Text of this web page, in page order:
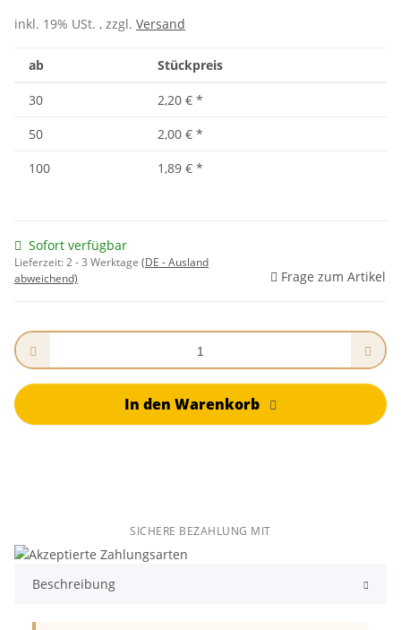
inkl. 19% USt. , zzgl. Versand
ab Stückpreis
30 2,20 € *
50
2,00 € *
100
1,89 € *
Sofort verfügbar
Lieferzeit:2 - 3 Werktage (DE - Ausland
abweichend)
Frage zum Artikel
In den Warenkorb
SICHERE BEZAHLUNG MIT
Beschreibung